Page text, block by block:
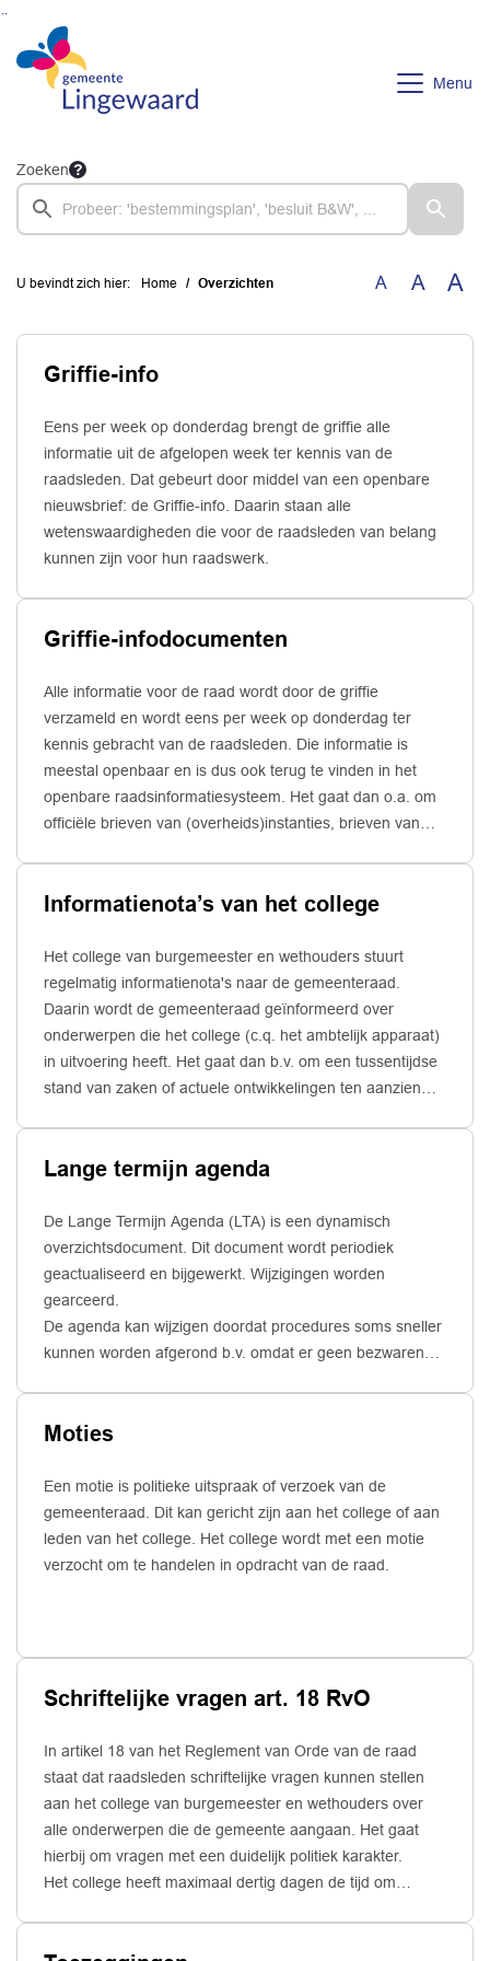
Ga naar de inhoud van deze pagina
Ga naar het zoeken
Ga naar het menu
Menu
Zoeken
U bevindt zich hier: Home Overzichten A A A
Griffie-info
Eens per week op donderdag brengt de griffie alle
informatie uit de afgelopen week ter kennis van de
raadsleden. Dat gebeurt door middel van een openbare
nieuwsbrief: de Griffie-info. Daarin staan alle
wetenswaardigheden die voor de raadsleden van belang
kunnen zijn voor hun raadswerk.
Griffie-infodocumenten
Alle informatie voor de raad wordt door de griffie
verzameld en wordt eens per week op donderdag ter
kennis gebracht van de raadsleden. Die informatie is
meestal openbaar en is dus ook terug te vinden in het
openbare raadsinformatiesysteem. Het gaat dan o.a. om
officiële brieven van (overheids)instanties, brieven van
daarin opgenomen.
Informatienota’s van het college
Het college van burgemeester en wethouders stuurt
regelmatig informatienota's naar de gemeenteraad.
Daarin wordt de gemeenteraad geïnformeerd over
onderwerpen die het college (c.q. het ambtelijk apparaat)
in uitvoering heeft. Het gaat dan b.v. om een tussentijdse
stand van zaken of actuele ontwikkelingen ten aanzien
Lange termijn agenda
De Lange Termijn Agenda (LTA) is een dynamisch
overzichtsdocument. Dit document wordt periodiek
geactualiseerd en bijgewerkt. Wijzigingen worden
gearceerd.
De agenda kan wijzigen doordat procedures soms sneller
kunnen worden afgerond b.v. omdat er geen bezwaren
aanzienlijk worden vertraagd. Hierdoor kan deze agenda
Moties
Een motie is politieke uitspraak of verzoek van de
gemeenteraad. Dit kan gericht zijn aan het college of aan
leden van het college. Het college wordt met een motie
verzocht om te handelen in opdracht van de raad.
Schriftelijke vragen art. 18 RvO
In artikel 18 van het Reglement van Orde van de raad
staat dat raadsleden schriftelijke vragen kunnen stellen
aan het college van burgemeester en wethouders over
alle onderwerpen die de gemeente aangaan. Het gaat
hierbij om vragen met een duidelijk politiek karakter.
Het college heeft maximaal dertig dagen de tijd om